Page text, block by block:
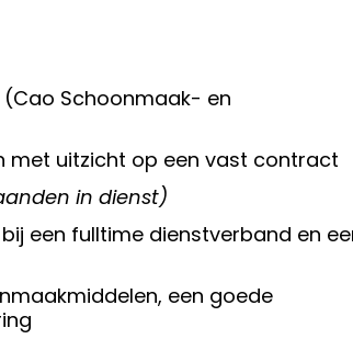
(Cao Schoonmaak- en
met uitzicht op een vast contract
in dienst)
een fulltime dienstverband en
een goede